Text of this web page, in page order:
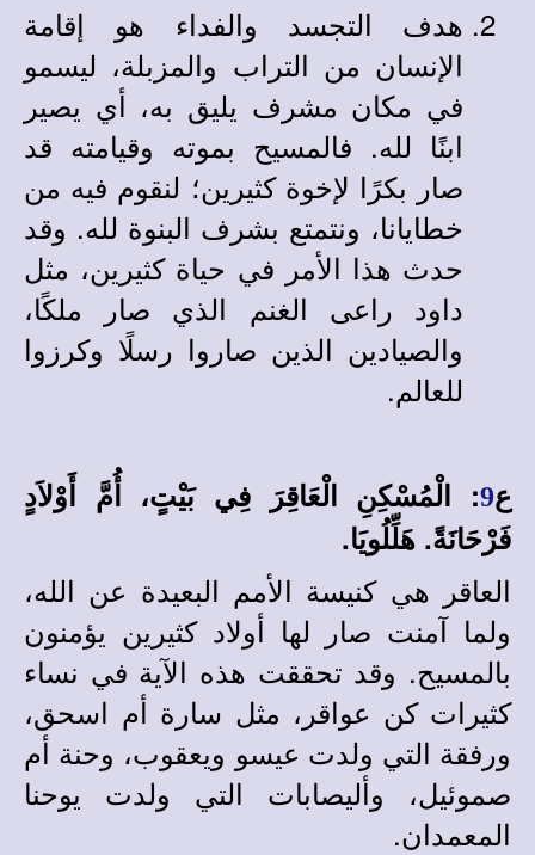
هدف التجسد والفداء هو إقامة
الإنسان من التراب والمزبلة، ليسمو
في مكان مشرف يليق به، أي يصير
ابنًا لله. فالمسيح بموته وقيامته قد
صار بكرًا لإخوة كثيرين؛ لنقوم فيه من
خطايانا، ونتمتع بشرف البنوة لله. وقد
حدث هذا الأمر في حياة كثيرين، مثل
داود راعى الغنم الذي صار ملكًا،
والصيادين الذين صاروا رسلًا وكرزوا
للعالم.
ع9
: الْمُسْكِنِ الْعَاقِرَ فِي بَيْتٍ، أُمَّ أَوْلاَدٍ
فَرْحَانَةً. هَلِّلُويَا.
العاقر هي كنيسة الأمم البعيدة عن الله،
ولما آمنت صار لها أولاد كثيرين يؤمنون
بالمسيح. وقد تحققت هذه الآية في نساء
كثيرات كن عواقر، مثل سارة أم اسحق،
ورفقة التي ولدت عيسو ويعقوب، وحنة أم
صموئيل، وأليصابات التي ولدت يوحنا
المعمدان.